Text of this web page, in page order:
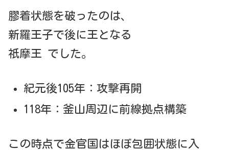
膠着状態を破ったのは、
新羅王子で後に王となる
祇摩王 でした。
紀元後105年：攻撃再開
118年：釜山周辺に前線拠点構築
この時点で金官国はほぼ包囲状態に入